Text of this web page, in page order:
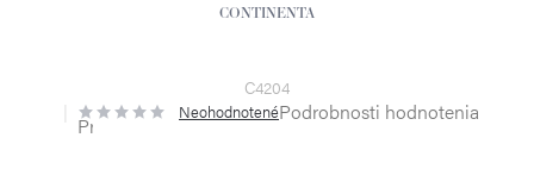
CONTINENTA
C4204
Priemerné
hodnotenie
NeohodnotenéPodrobnosti hodnotenia